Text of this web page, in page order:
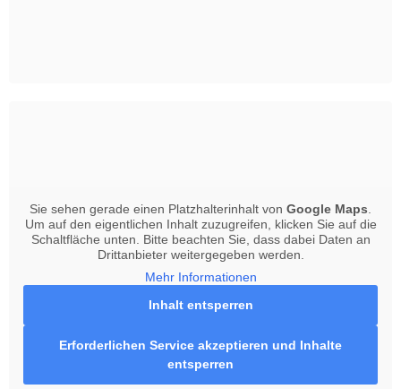
Sie sehen gerade einen Platzhalterinhalt von Google Maps.
Um auf den eigentlichen Inhalt zuzugreifen, klicken Sie auf die
Schaltfläche unten. Bitte beachten Sie, dass dabei Daten an
Drittanbieter weitergegeben werden.
Mehr Informationen
Inhalt entsperren
Erforderlichen Service akzeptieren und Inhalte
entsperren